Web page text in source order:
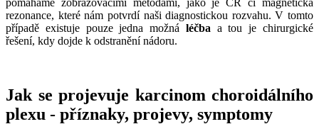
rezonance, které nám potvrdí naši diagnostickou rozvahu. V tomto
případě existuje pouze jedna možná léčba a tou je chirurgické
řešení, kdy dojde k odstranění nádoru.
Jak se projevuje karcinom choroidálního
plexu - příznaky, projevy, symptomy